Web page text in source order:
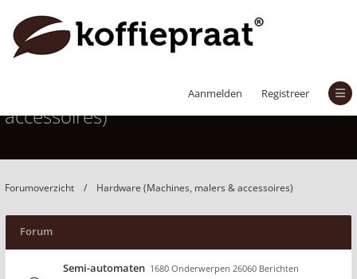
Aanmelden Registreer
Hardware (Machines, malers &
accessoires)
Forumoverzicht Hardware (Machines, malers & accessoires)
Forum
Semi-automaten 1680 Onderwerpen 26060 Berichten